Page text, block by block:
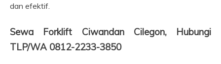
dan efektif.
Sewa Forklift Ciwandan Cilegon, Hubungi
TLP/WA 0812-2233-3850